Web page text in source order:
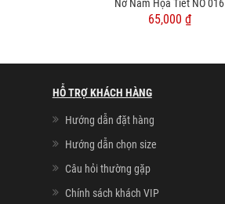
Nơ Nam Họa Tiết NO 016
65,000 ₫
HỖ TRỢ KHÁCH HÀNG
Hướng dẫn đặt hàng
Hướng dẫn chọn size
Câu hỏi thường gặp
Chính sách khách VIP